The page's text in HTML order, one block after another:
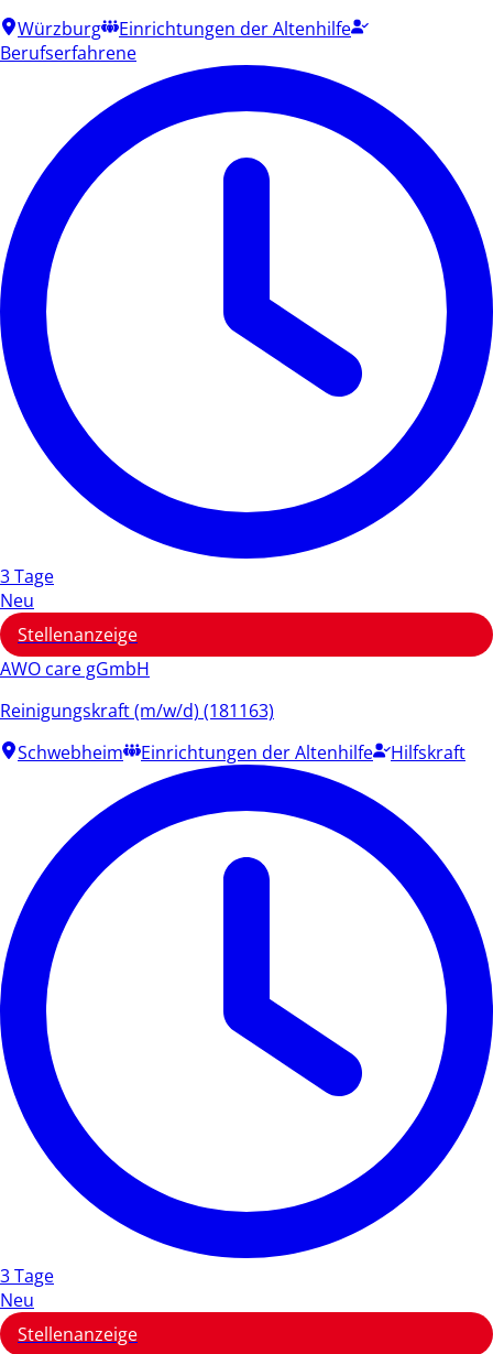
Würzburg
Einrichtungen der Altenhilfe
Berufserfahrene
3 Tage
Neu
Stellenanzeige
AWO care gGmbH
Reinigungskraft (m/w/d) (181163)
Schwebheim
Einrichtungen der Altenhilfe Hilfskraft
3 Tage
Neu
Stellenanzeige